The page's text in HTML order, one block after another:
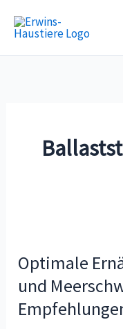
Inhalt
Optimale
und
für
Hamster
und
Meerschweinchen: